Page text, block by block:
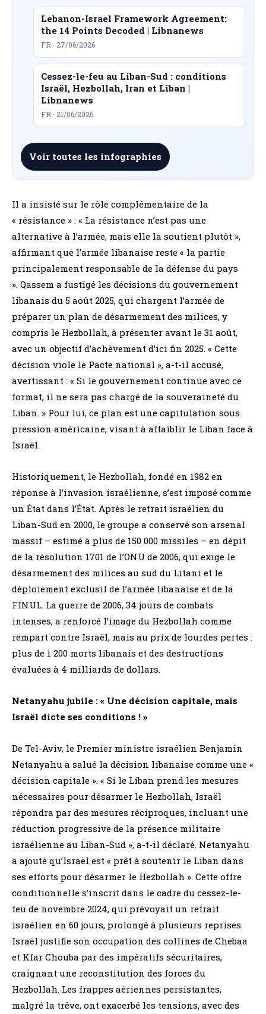
Lebanon-Israel Framework Agreement:
the 14 Points Decoded | Libnanews
FR · 27/06/2026
Cessez-le-feu au Liban-Sud : conditions
Israël, Hezbollah, Iran et Liban |
Libnanews
FR · 21/06/2026
Voir toutes les infographies
Il a insisté sur le rôle complémentaire de la
« résistance » : « La résistance n’est pas une
alternative à l’armée, mais elle la soutient plutôt »,
affirmant que l’armée libanaise reste « la partie
principalement responsable de la défense du pays
». Qassem a fustigé les décisions du gouvernement
libanais du 5 août 2025, qui chargent l’armée de
préparer un plan de désarmement des milices, y
compris le Hezbollah, à présenter avant le 31 août,
avec un objectif d’achèvement d’ici fin 2025. « Cette
décision viole le Pacte national », a-t-il accusé,
avertissant : « Si le gouvernement continue avec ce
format, il ne sera pas chargé de la souveraineté du
Liban. » Pour lui, ce plan est une capitulation sous
pression américaine, visant à affaiblir le Liban face à
Israël.
Historiquement, le Hezbollah, fondé en 1982 en
réponse à l’invasion israélienne, s’est imposé comme
un État dans l’État. Après le retrait israélien du
Liban-Sud en 2000, le groupe a conservé son arsenal
massif – estimé à plus de 150 000 missiles – en dépit
de la résolution 1701 de l’ONU de 2006, qui exige le
désarmement des milices au sud du Litani et le
déploiement exclusif de l’armée libanaise et de la
FINUL. La guerre de 2006, 34 jours de combats
intenses, a renforcé l’image du Hezbollah comme
rempart contre Israël, mais au prix de lourdes pertes :
plus de 1 200 morts libanais et des destructions
évaluées à 4 milliards de dollars.
Netanyahu jubile : « Une décision capitale, mais
Israël dicte ses conditions ! »
De Tel-Aviv, le Premier ministre israélien Benjamin
Netanyahu a salué la décision libanaise comme une «
décision capitale ». « Si le Liban prend les mesures
nécessaires pour désarmer le Hezbollah, Israël
répondra par des mesures réciproques, incluant une
réduction progressive de la présence militaire
israélienne au Liban-Sud », a-t-il déclaré. Netanyahu
a ajouté qu’Israël est « prêt à soutenir le Liban dans
ses efforts pour désarmer le Hezbollah ». Cette offre
conditionnelle s’inscrit dans le cadre du cessez-le-
feu de novembre 2024, qui prévoyait un retrait
israélien en 60 jours, prolongé à plusieurs reprises.
Israël justifie son occupation des collines de Chebaa
et Kfar Chouba par des impératifs sécuritaires,
craignant une reconstitution des forces du
Hezbollah. Les frappes aériennes persistantes,
malgré la trêve, ont exacerbé les tensions, avec des